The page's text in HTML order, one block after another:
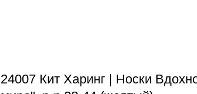
24007 Кит Харинг | Носки